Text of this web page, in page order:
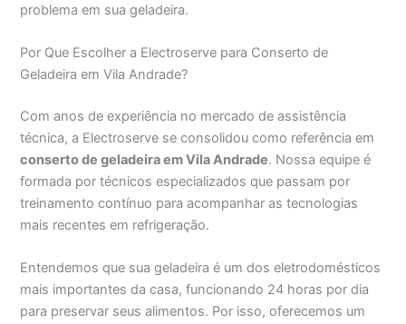
problema em sua geladeira.
Por Que Escolher a Electroserve para Conserto de
Geladeira em Vila Andrade?
Com anos de experiência no mercado de assistência
técnica, a Electroserve se consolidou como referência em
conserto de geladeira em Vila Andrade. Nossa equipe é
formada por técnicos especializados que passam por
treinamento contínuo para acompanhar as tecnologias
mais recentes em refrigeração.
Entendemos que sua geladeira é um dos eletrodomésticos
mais importantes da casa, funcionando 24 horas por dia
para preservar seus alimentos. Por isso, oferecemos um